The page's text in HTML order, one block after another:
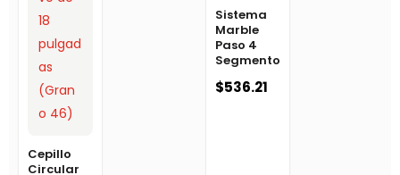
Cepillo
Circular
Sistema
Marble
Paso 4
Segmento
$536.21